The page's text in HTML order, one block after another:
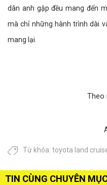
dân anh gặp đều mang đến
mà chỉ những hành trình dài
mang lại.
Theo
Từ khóa: toyota land
TIN CÙNG CHUYÊN